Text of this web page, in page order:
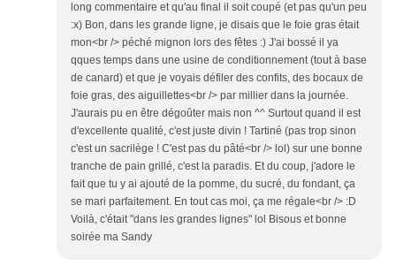
long commentaire et qu'au final il soit coupé (et pas qu'un peu
:x) Bon, dans les grande ligne, je disais que le foie gras était
mon<br /> péché mignon lors des fêtes :) J'ai bossé il ya
qques temps dans une usine de conditionnement (tout à base
de canard) et que je voyais défiler des confits, des bocaux de
foie gras, des aiguillettes<br /> par millier dans la journée.
J'aurais pu en être dégoûter mais non ^^ Surtout quand il est
d'excellente qualité, c'est juste divin ! Tartiné (pas trop sinon
c'est un sacrilège ! C'est pas du pâté<br /> lol) sur une bonne
tranche de pain grillé, c'est la paradis. Et du coup, j'adore le
fait que tu y ai ajouté de la pomme, du sucré, du fondant, ça
se mari parfaitement. En tout cas moi, ça me régale<br /> :D
Voilà, c'était "dans les grandes lignes" lol Bisous et bonne
soirée ma Sandy